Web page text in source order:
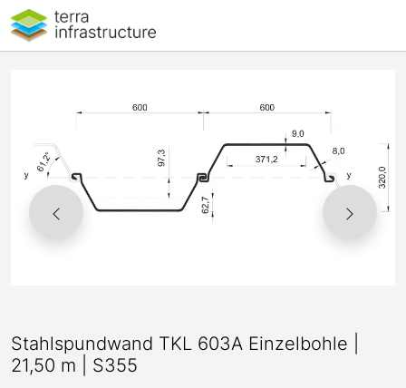
Stahlspundwand TKL 603A Einzelbohle |
21,50 m | S355